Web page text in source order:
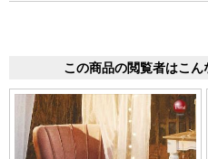
この商品の閲覧者はこ